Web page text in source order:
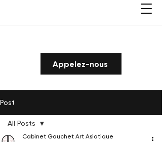
Appelez-nous
Post
All Posts
Cabinet Gauchet Art Asiatique